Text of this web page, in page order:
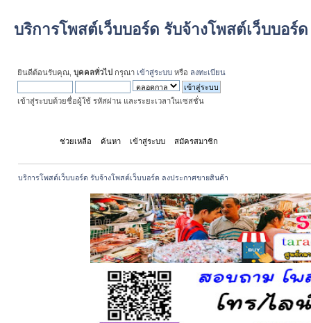
บริการโพสต์เว็บบอร์ด รับจ้างโพสต์เว็บบอร์
ยินดีต้อนรับคุณ, บุคคลทั่วไป กรุณา เข้าสู่ระบบ หรือ ลงทะเบียน
เข้าสู่ระบบด้วยชื่อผู้ใช้ รหัสผ่าน และระยะเวลาในเซสชั่น
ช่วยเหลือ ค้นหา เข้าสู่ระบบ สมัครสมาชิก
บริการโพสต์เว็บบอร์ด รับจ้างโพสต์เว็บบอร์ด ลงประกาศขายสินค้า